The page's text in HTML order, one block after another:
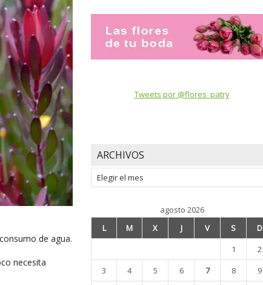
de agua.
necesita
Tweets por @flores_patry
ARCHIVOS
Archivos
agosto 2026
L
M X J V S
D
1
2
3
4 5 6 7 8
9